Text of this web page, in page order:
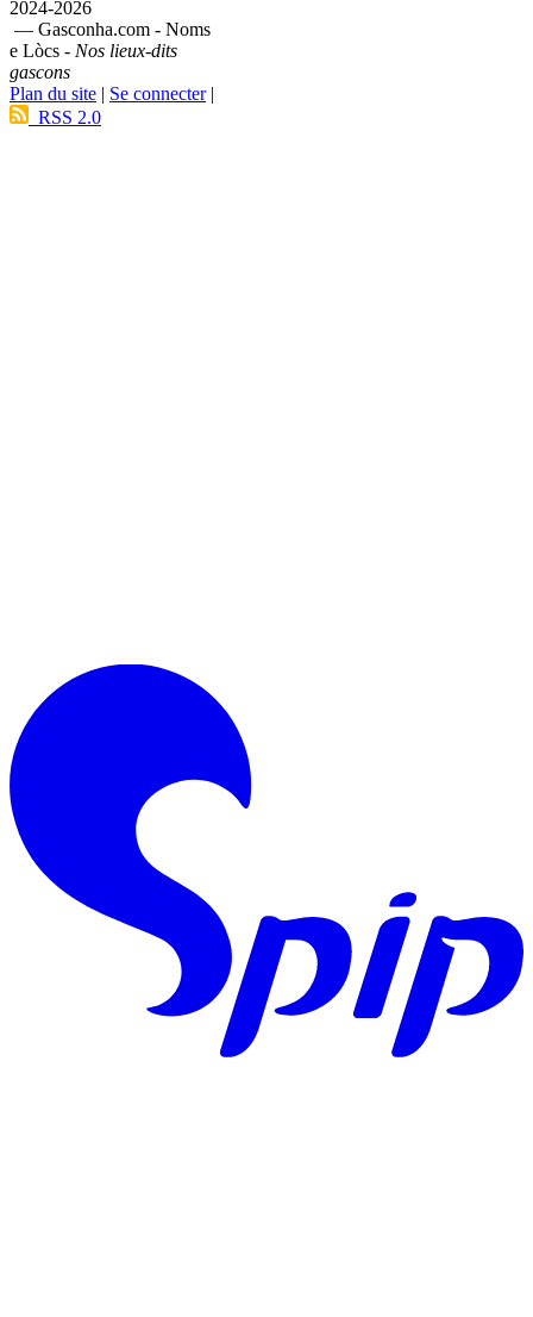
2024-2026
— Gasconha.com - Noms
e Lòcs - Nos lieux-dits
gascons
Plan du site | Se connecter|
RSS 2.0